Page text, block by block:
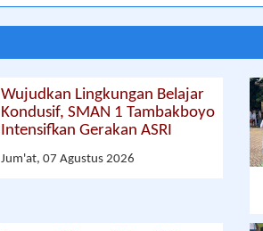
Wujudkan Lingkungan Belajar
Kondusif, SMAN 1 Tambakboyo
Intensifkan Gerakan ASRI
Jum'at, 07 Agustus 2026